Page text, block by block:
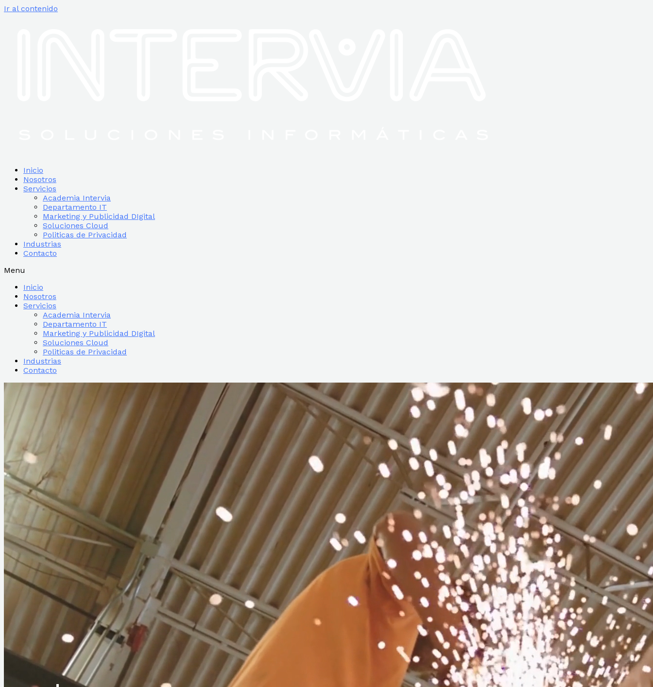
Ir al contenido
Inicio
Nosotros
Servicios
Academia Intervia
Departamento IT
Marketing y Publicidad DIgital
Soluciones Cloud
Politicas de Privacidad
Industrias
Contacto
Menu
Inicio
Nosotros
Servicios
Academia Intervia
Departamento IT
Marketing y Publicidad DIgital
Soluciones Cloud
Politicas de Privacidad
Industrias
Contacto